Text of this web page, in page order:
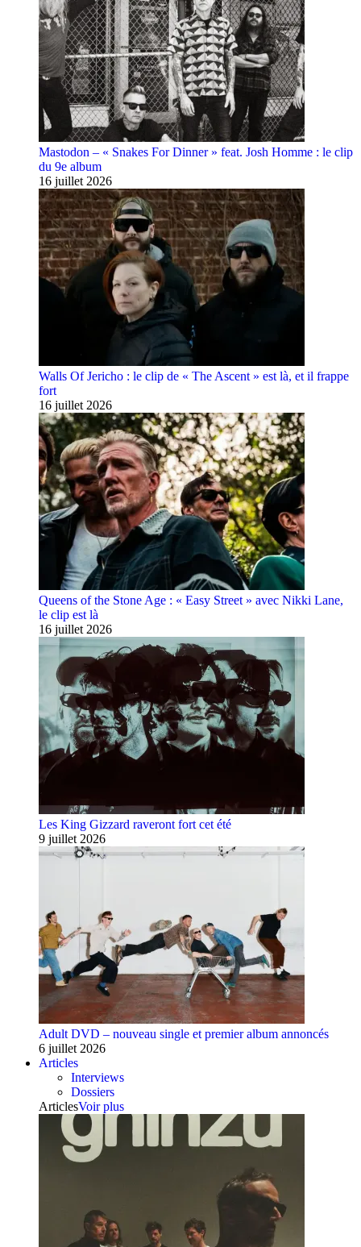
Mastodon – « Snakes For Dinner » feat. Josh Homme : le clip
du 9e album
16 juillet 2026
Walls Of Jericho : le clip de « The Ascent » est là, et il frappe
fort
16 juillet 2026
Queens of the Stone Age : « Easy Street » avec Nikki Lane,
le clip est là
16 juillet 2026
Les King Gizzard raveront fort cet été
9 juillet 2026
Adult DVD – nouveau single et premier album annoncés
6 juillet 2026
Articles
Interviews
Dossiers
ArticlesVoir plus